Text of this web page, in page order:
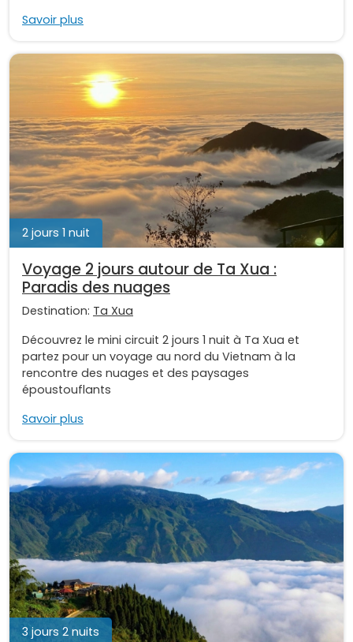
Savoir plus
2 jours 1 nuit
Voyage 2 jours autour de Ta Xua :
Paradis des nuages
Destination: Ta Xua
Découvrez le mini circuit 2 jours 1 nuit à Ta Xua et
partez pour un voyage au nord du Vietnam à la
rencontre des nuages et des paysages
époustouflants
Savoir plus
3 jours 2 nuits